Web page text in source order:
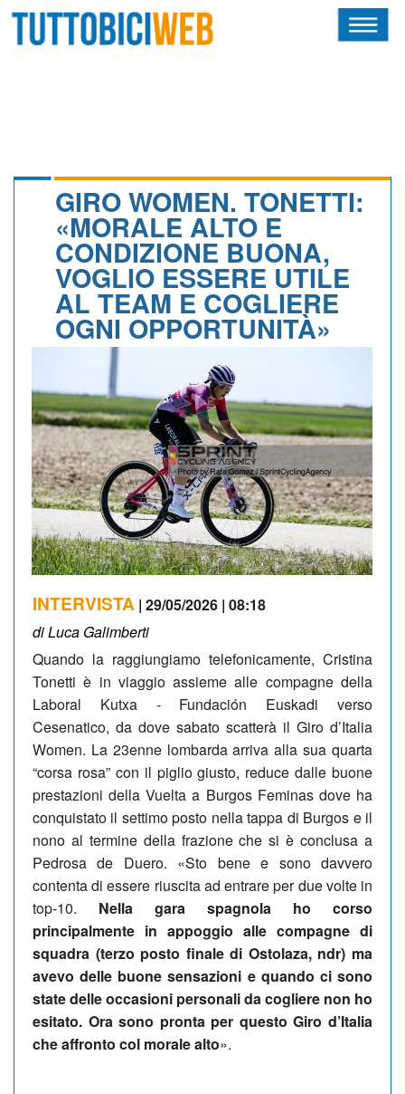
CALENDARIO
ALBI D'ORO
NEWSLETTER
GIRO WOMEN. TONETTI:
«MORALE ALTO E
CONDIZIONE BUONA,
VOGLIO ESSERE UTILE
AL TEAM E COGLIERE
OGNI OPPORTUNITÀ»
INTERVISTA | 29/05/2026 | 08:18
di Luca Galimberti
Quando la raggiungiamo telefonicamente, Cristina
Tonetti è in viaggio assieme alle compagne della
Laboral Kutxa - Fundación Euskadi verso
Cesenatico, da dove sabato scatterà il Giro d’Italia
Women. La 23enne lombarda arriva alla sua quarta
“corsa rosa” con il piglio giusto, reduce dalle buone
prestazioni della Vuelta a Burgos Feminas dove ha
conquistato il settimo posto nella tappa di Burgos e il
nono al termine della frazione che si è conclusa a
Pedrosa de Duero. «Sto bene e sono davvero
contenta di essere riuscita ad entrare per due volte in
top-10. Nella gara spagnola ho corso
principalmente in appoggio alle compagne di
squadra (terzo posto finale di Ostolaza, ndr) ma
avevo delle buone sensazioni e quando ci sono
state delle occasioni personali da cogliere non ho
esitato. Ora sono pronta per questo Giro d’Italia
che affronto col morale alto».